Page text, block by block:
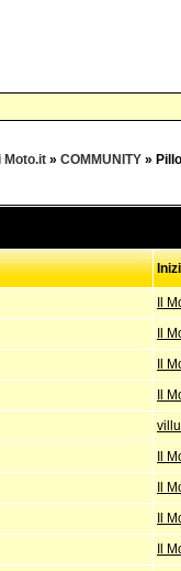
Moto.it » COMMUNITY »
Il
Il
Il
Il
Il
Il
Il
Il